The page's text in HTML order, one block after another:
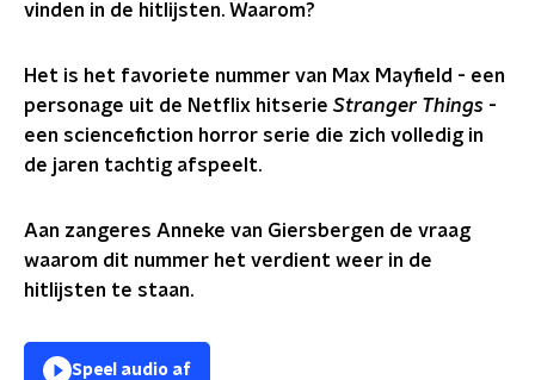
vinden in de hitlijsten. Waarom?
Het is het favoriete nummer van Max Mayfield - een
personage uit de Netflix hitserie Stranger Things -
een sciencefiction horror serie die zich volledig in
de jaren tachtig afspeelt.
Aan zangeres Anneke van Giersbergen de vraag
waarom dit nummer het verdient weer in de
hitlijsten te staan.
Speel audio af